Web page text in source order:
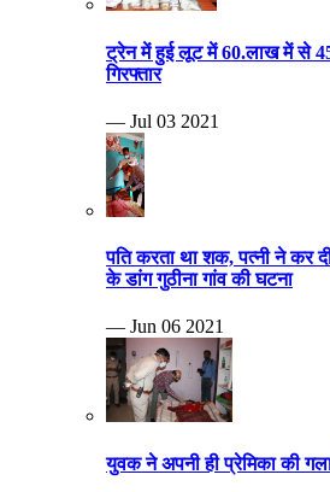
ट्रेन में हुई लूट में 60.लाख में से
गिरफ्तार
— Jul 03 2021
पति करता था शक, पत्नी ने कर दी
के डांग गुठीना गांव की घटना
— Jun 06 2021
युवक ने अपनी ही प्रेमिका की